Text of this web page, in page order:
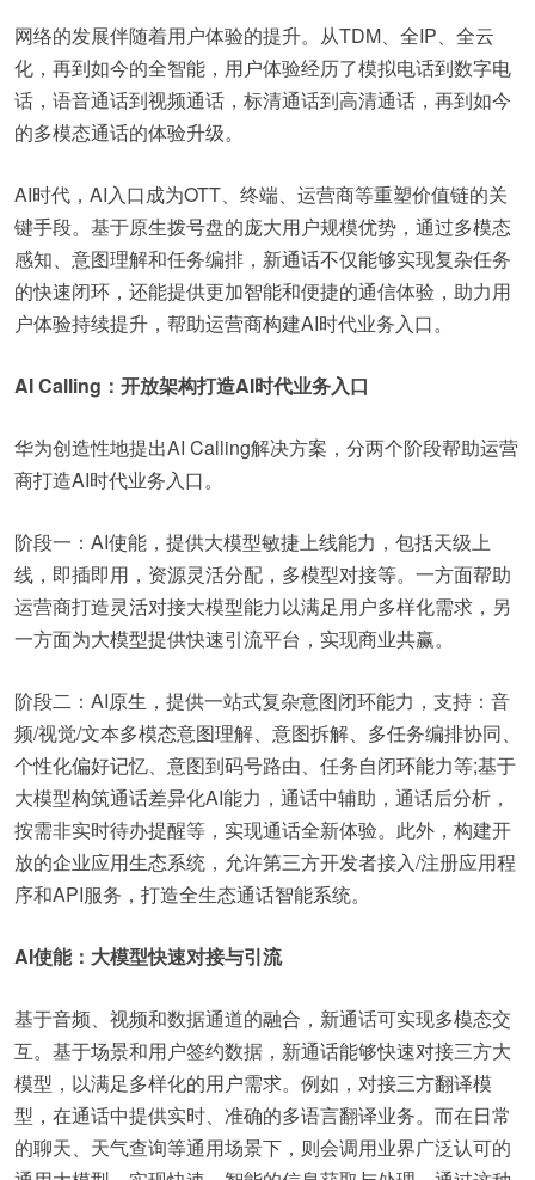
网络的发展伴随着用户体验的提升。从TDM、全IP、全云
化，再到如今的全智能，用户体验经历了模拟电话到数字电
话，语音通话到视频通话，标清通话到高清通话，再到如今
的多模态通话的体验升级。
AI时代，AI入口成为OTT、终端、运营商等重塑价值链的关
键手段。基于原生拨号盘的庞大用户规模优势，通过多模态
感知、意图理解和任务编排，新通话不仅能够实现复杂任务
的快速闭环，还能提供更加智能和便捷的通信体验，助力用
户体验持续提升，帮助运营商构建AI时代业务入口。
AI Calling：开放架构打造AI时代业务入口
华为创造性地提出AI Calling解决方案，分两个阶段帮助运营
商打造AI时代业务入口。
阶段一：AI使能，提供大模型敏捷上线能力，包括天级上
线，即插即用，资源灵活分配，多模型对接等。一方面帮助
运营商打造灵活对接大模型能力以满足用户多样化需求，另
一方面为大模型提供快速引流平台，实现商业共赢。
阶段二：AI原生，提供一站式复杂意图闭环能力，支持：音
频/视觉/文本多模态意图理解、意图拆解、多任务编排协同、
个性化偏好记忆、意图到码号路由、任务自闭环能力等;基于
大模型构筑通话差异化AI能力，通话中辅助，通话后分析，
按需非实时待办提醒等，实现通话全新体验。此外，构建开
放的企业应用生态系统，允许第三方开发者接入/注册应用程
序和API服务，打造全生态通话智能系统。
AI使能：大模型快速对接与引流
基于音频、视频和数据通道的融合，新通话可实现多模态交
互。基于场景和用户签约数据，新通话能够快速对接三方大
模型，以满足多样化的用户需求。例如，对接三方翻译模
型，在通话中提供实时、准确的多语言翻译业务。而在日常
的聊天、天气查询等通用场景下，则会调用业界广泛认可的